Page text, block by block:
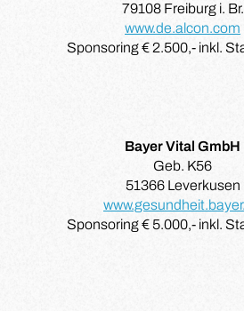
79108 Freiburg i. Br.
www.de.alcon.com
Sponsoring € 2.500,- inkl.
Bayer Vital GmbH
Geb. K56
51366 Leverkusen
Sponsoring € 5.000,- inkl.